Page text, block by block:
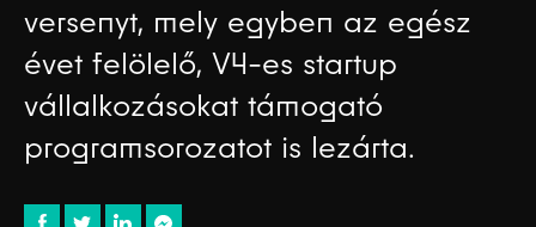
versenyt, mely egyben az egész
évet felölelő, V4-es startup
vállalkozásokat támogató
programsorozatot is lezárta.